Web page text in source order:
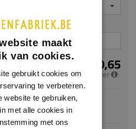
€ 30,65
per meter
voor maatwerk, de verwachte
8-10 werkdagen
maakt
van cookies.
gebruikt cookies om
te verbeteren.
website te gebruiken,
met alle cookies in
met ons